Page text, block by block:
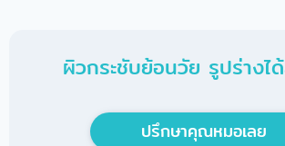
ผิวกระชับย้อนวัย รูปร่างไ
ปรึกษาคุณหมอเลย